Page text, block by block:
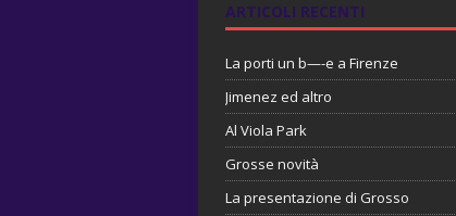
ARTICOLI RECENTI
La porti un b—-e a Firenze
Jimenez ed altro
Al Viola Park
Grosse novità
La presentazione di Grosso